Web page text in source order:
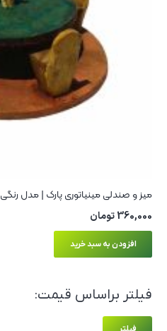
میز و صندلی مینیاتوری پارک | مدل رنگی
360,000تومان
افزودن به سبد خرید
فیلتر براساس قیمت:
فیلتر